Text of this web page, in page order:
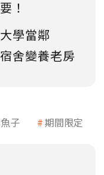
！
學當鄰
舍變養老房
子 期間限定